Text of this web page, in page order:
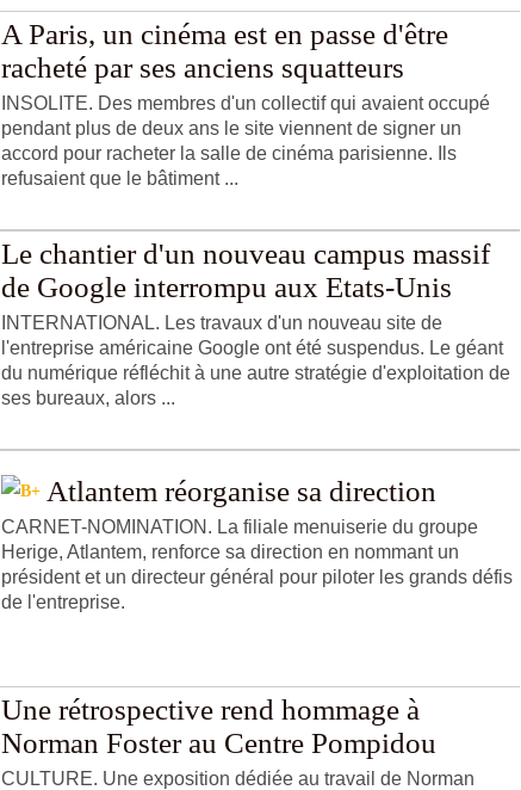
A Paris, un cinéma est en passe d'être
racheté par ses anciens squatteurs
INSOLITE. Des membres d'un collectif qui avaient occupé
pendant plus de deux ans le site viennent de signer un
accord pour racheter la salle de cinéma parisienne. Ils
refusaient que le bâtiment ...
Le chantier d'un nouveau campus massif
de Google interrompu aux Etats-Unis
INTERNATIONAL. Les travaux d'un nouveau site de
l'entreprise américaine Google ont été suspendus. Le géant
du numérique réfléchit à une autre stratégie d'exploitation de
ses bureaux, alors ...
Atlantem réorganise sa direction
CARNET-NOMINATION. La filiale menuiserie du groupe
Herige, Atlantem, renforce sa direction en nommant un
président et un directeur général pour piloter les grands défis
de l'entreprise.
Une rétrospective rend hommage à
Norman Foster au Centre Pompidou
CULTURE. Une exposition dédiée au travail de Norman